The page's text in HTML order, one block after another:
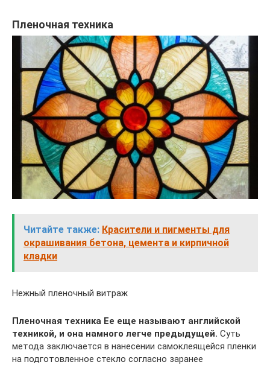
Пленочная техника
Читайте также: Красители и пигменты для
окрашивания бетона, цемента и кирпичной
кладки
Нежный пленочный витраж
Пленочная техника Ее еще называют английской
техникой, и она намного легче предыдущей. Суть
метода заключается в нанесении самоклеящейся пленки
на подготовленное стекло согласно заранее